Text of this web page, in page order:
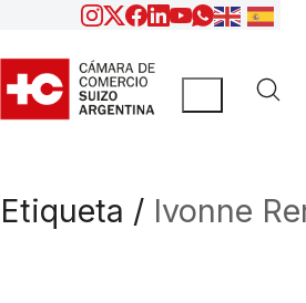
Etiqueta / Ivonne